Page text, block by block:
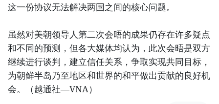
这一份协议无法解决两国之间的核心问题。
虽然对美朝领导人第二次会晤的成果仍存在许多疑点
和不同的预测，但各大媒体均认为，此次会晤是双方
继续进行谈判，建立信任关系，争取实现共同目标，
为朝鲜半岛乃至地区和世界的和平做出贡献的良好机
会。（越通社—VNA）